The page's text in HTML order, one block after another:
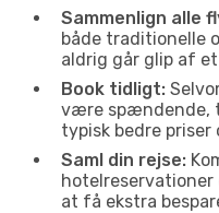
Sammenlign alle
både traditionelle
aldrig går glip af
Book tidligt:
være spændende,
typisk bedre priser
Saml din rejse:
hotelreservationer
at få ekstra